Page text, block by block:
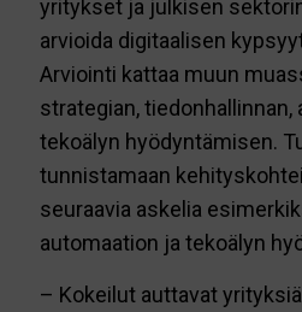
yritykset ja julkisen
arvioida digitaalisen
Arviointi kattaa muun
strategian, tiedonhallinnan,
tekoälyn hyödyntämisen.
tunnistamaan
seuraavia askelia
automaation ja tekoälyn
– Kokeilut auttavat